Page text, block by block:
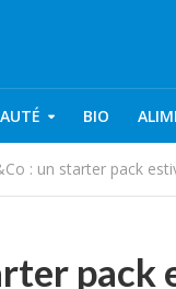
BIO
: un starter pack